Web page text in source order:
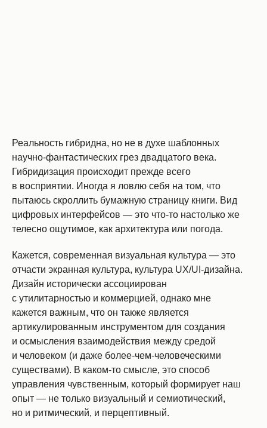
Реальность гибридна, но не в духе шаблонных
научно-фантастических грез двадцатого века.
Гибридизация происходит прежде всего
в восприятии. Иногда я ловлю себя на том, что
пытаюсь скроллить бумажную страницу книги. Вид
цифровых интерфейсов — это что-то настолько же
телесно ощутимое, как архитектура или погода.
Кажется, современная визуальная культура — это
отчасти экранная культура, культура UX/UI-дизайна.
Дизайн исторически ассоциирован
с утилитарностью и коммерцией, однако мне
кажется важным, что он также является
артикулированным инструментом для создания
и осмысления взаимодействия между средой
и человеком (и даже более-чем-человеческими
существами). В каком-то смысле, это способ
управления чувственным, который формирует наш
опыт — не только визуальный и семиотический,
но и ритмический, и перцептивный.